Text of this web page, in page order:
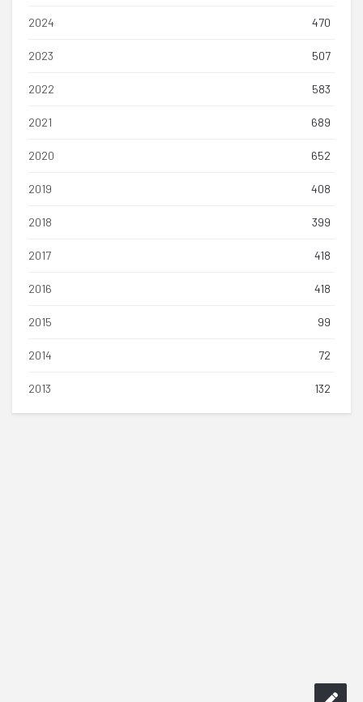
2024 470
2023 507
2022 583
2021 689
2020 652
2019 408
2018 399
2017 418
2016 418
2015 99
2014 72
2013 132